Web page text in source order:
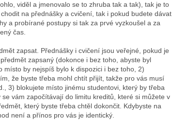
viděl a jmenovalo se to zhruba tak a tak), tak je to
na přednášky a cvičení, tak i pokud budete dávat
a probírané postupy si tak za prvé vyzkoušel a za
čas.
zapsat. Přednášky i cvičení jsou veřejné, pokud je
zapsaný (dokonce i bez toho, abyste byl
by nejspíš bylo k dispozici i bez toho, 2)
že byste třeba mohl chtít přijít, takže pro vás musí
3) blokujete místo jinému studentovi, který by třeba
vám započítávají do limitu kreditů, které si můžete v
který byste třeba chtěl dokončit. Kdybyste na
není a přínos pro vás je identický.